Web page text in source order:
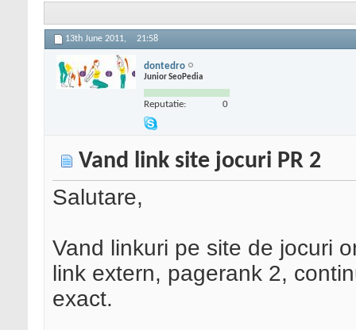
13th June 2011, 21:58
dontedro
Junior SeoPedia
Reputatie: 0
Vand link site jocuri PR 2
Salutare,
Vand linkuri pe site de jocuri
link extern, pagerank 2,
exact.